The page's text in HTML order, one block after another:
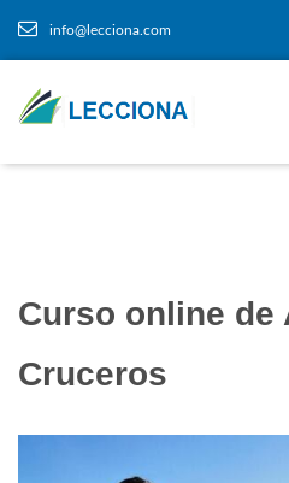
info@lecciona.com
Curso online de
Cruceros